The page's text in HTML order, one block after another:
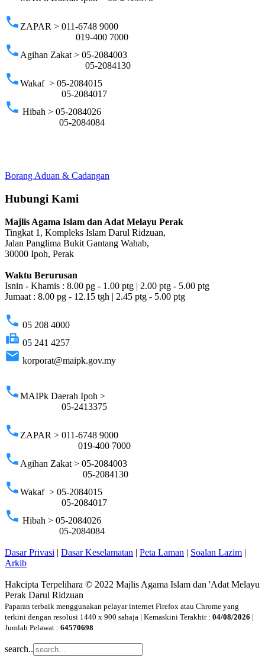
phoneZAPAR > 011-6748 9000
019-400 7000
phoneAgihan Zakat > 05-2084003
05-2084130
phoneWakaf > 05-2084015
05-2084017
phone Hibah > 05-2084026
05-2084084
Borang Aduan & Cadangan
Hubungi Kami
Majlis Agama Islam dan Adat Melayu Perak
Tingkat 1, Kompleks Islam Darul Ridzuan,
Jalan Panglima Bukit Gantang Wahab,
30000 Ipoh, Perak
Waktu Berurusan
Isnin - Khamis : 8.00 pg - 1.00 ptg | 2.00 ptg - 5.00 ptg
Jumaat : 8.00 pg - 12.15 tgh | 2.45 ptg - 5.00 ptg
phone 05 208 4000
fax 05 241 4257
email korporat@maipk.gov.my
phoneMAIPk Daerah Ipoh >
05-2413375
phone ZAPAR > 011-6748 9000
019-400 7000
phone Agihan Zakat > 05-2084003
05-2084130
phoneWakaf > 05-2084015
05-2084017
phone Hibah > 05-2084026
05-2084084
Dasar Privasi | Dasar Keselamatan | Peta Laman | Soalan Lazim |
Arkib
Hakcipta Terpelihara © 2022 Majlis Agama Islam dan 'Adat Melayu
Perak Darul Ridzuan
Paparan terbaik menggunakan pelayar internet Firefox atau Chrome yang
terkini dengan resolusi 1440 x 900 sahaja | Kemaskini Terakhir : 04/08/2026 |
Jumlah Pelawat : 64570698
search..